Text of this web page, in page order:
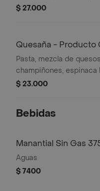
salsa
$ 27.000
Quesaña - Producto
Pasta, mezcla de
champiñones, espinaca
salsa napolitana,
$ 23.000
Bebidas
Manantial Sin Gas
Aguas
$ 7400